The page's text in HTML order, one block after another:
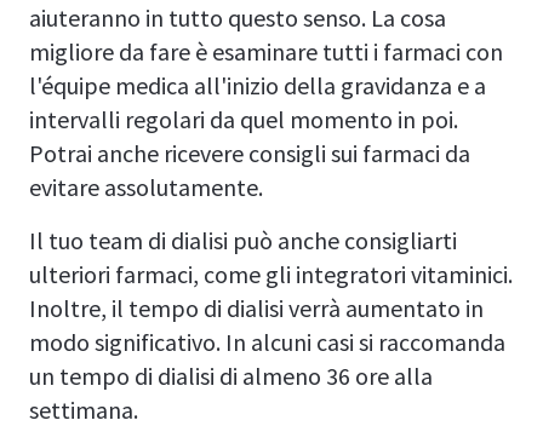
aiuteranno in tutto questo senso. La cosa
migliore da fare è esaminare tutti i farmaci con
l'équipe medica all'inizio della gravidanza e a
intervalli regolari da quel momento in poi.
Potrai anche ricevere consigli sui farmaci da
evitare assolutamente.
Il tuo team di dialisi può anche consigliarti
ulteriori farmaci, come gli integratori vitaminici.
Inoltre, il tempo di dialisi verrà aumentato in
modo significativo. In alcuni casi si raccomanda
un tempo di dialisi di almeno 36 ore alla
settimana.